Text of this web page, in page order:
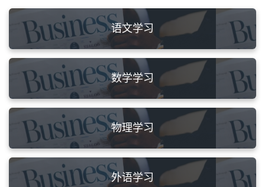
语文学习
数学学习
物理学习
外语学习